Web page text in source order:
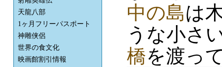
中の島は
うな小さ
橋を渡っ
天龍八部
1ヶ月フリーパスポート
神雕侠侶
世界の食文化
映画館割引情報